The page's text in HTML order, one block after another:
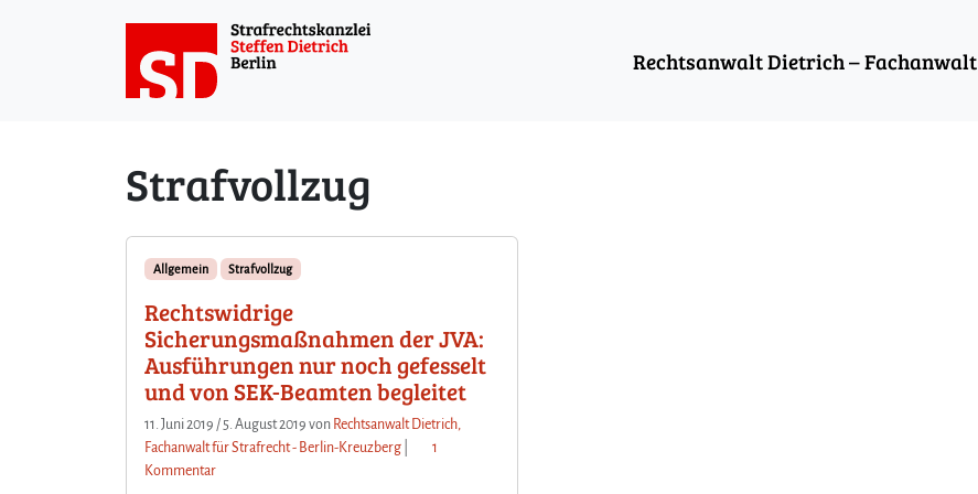
Rechtsanwalt Dietrich – Fachanwalt
Strafvollzug
Allgemein Strafvollzug
Rechtswidrige
Sicherungsmaßnahmen der JVA:
Ausführungen nur noch gefesselt
und von SEK-Beamten begleitet
11. Juni 2019 / 5. August 2019 von Rechtsanwalt Dietrich,
Fachanwalt für Strafrecht - Berlin-Kreuzberg
1
Kommentarz